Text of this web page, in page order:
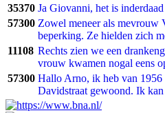
35370 Ja Giovanni, het is
57300 Zowel meneer als mevrouw
beperking. Ze hielden zich
11108 Rechts zien we een
vrouw kwamen nogal eens
57300 Hallo Arno, ik heb van 1956
Davidstraat gewoond. Ik